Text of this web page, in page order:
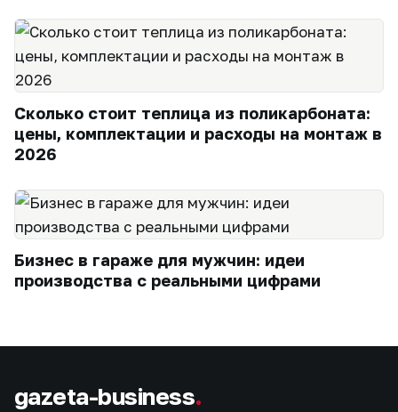
Сколько стоит теплица из поликарбоната:
цены, комплектации и расходы на монтаж в
2026
Бизнес в гараже для мужчин: идеи
производства с реальными цифрами
gazeta-business.